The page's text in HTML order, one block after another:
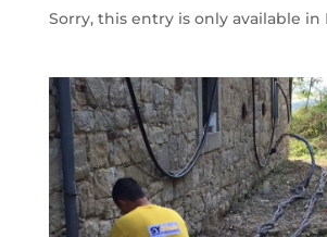
Sorry, this entry is only available in